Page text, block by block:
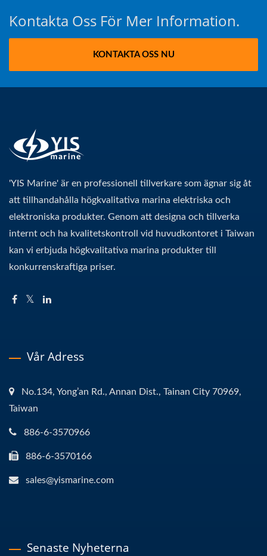
Kontakta Oss För Mer Information.
KONTAKTA OSS NU
'YIS Marine' är en professionell tillverkare som ägnar sig åt
att tillhandahålla högkvalitativa marina elektriska och
elektroniska produkter. Genom att designa och tillverka
internt och ha kvalitetskontroll vid huvudkontoret i Taiwan
kan vi erbjuda högkvalitativa marina produkter till
konkurrenskraftiga priser.
Vår Adress
No.134, Yong’an Rd., Annan Dist., Tainan City 70969,
Taiwan
886-6-3570966
886-6-3570166
sales@yismarine.com
Senaste Nyheterna